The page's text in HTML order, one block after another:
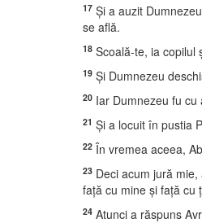
17 Şi a auzit
se află.
18 Scoală-te, ia copilul
19 Şi Dumnezeu
20 Iar Dumnezeu fu
21 Şi a locuit în pustia
22 În vremea aceea,
23 Deci acum jură
faţă cu mine şi faţă cu
24 Atunci a răspuns